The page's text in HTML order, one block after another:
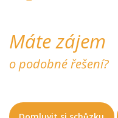
Máte zájem
o podobné řešení?